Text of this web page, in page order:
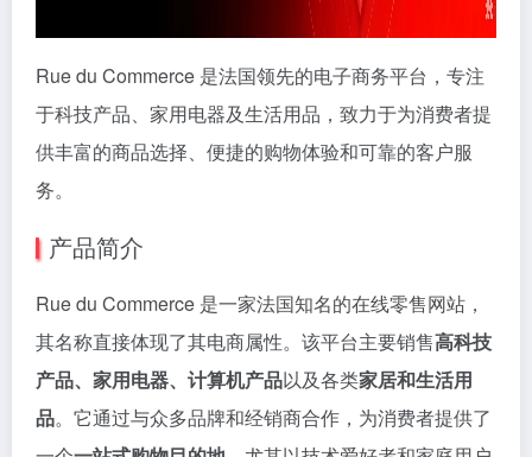
Rue du Commerce 是法国领先的电子商务平台，专注
于科技产品、家用电器及生活用品，致力于为消费者提
供丰富的商品选择、便捷的购物体验和可靠的客户服
务。
产品简介
Rue du Commerce 是一家法国知名的在线零售网站，
其名称直接体现了其电商属性。该平台主要销售高科技
产品、家用电器、计算机产品以及各类家居和生活用
品。它通过与众多品牌和经销商合作，为消费者提供了